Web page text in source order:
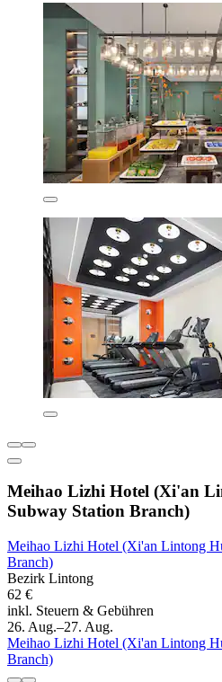
Meihao Lizhi Hotel (Xi'an
Subway Station Branch)
Meihao Lizhi Hotel (Xi'an Lintong
Branch)
Bezirk Lintong
62 €
inkl. Steuern & Gebühren
26. Aug.–27. Aug.
Meihao Lizhi Hotel (Xi'an Lintong
Branch)